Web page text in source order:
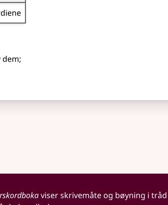
dem;
viser skrivemåte og bøyning i